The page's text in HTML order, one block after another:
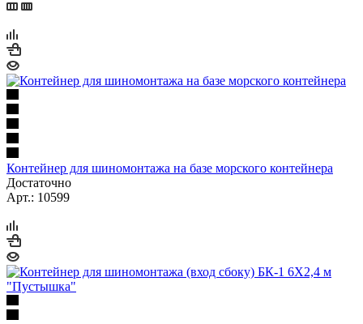
Контейнер для шиномонтажа на базе морского контейнера
Достаточно
Арт.: 10599